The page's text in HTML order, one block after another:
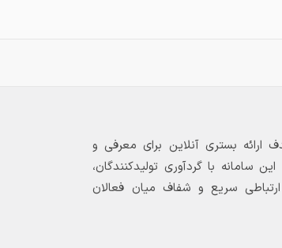
فولاد ۲۴ از بهار ۱۳۹۷ با هدف ارائه بستری آنلاین برای معرفی و
سامانه با گردآوری تولیدکنندگان،
سریع و شفاف میان فعالان